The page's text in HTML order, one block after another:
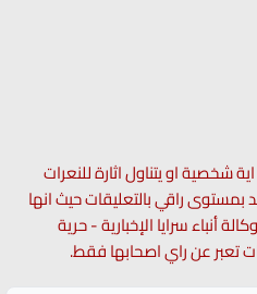
شخصية او يتناول اثارة للنعرات
بمستوى راقي بالتعليقات حيث انها
أنباء سرايا الإخبارية - حرية
تعبر عن راي اصحابها فقط.